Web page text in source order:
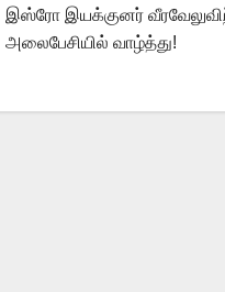
இஸ்ரோ இயக்குனர்
அலைபேசியில் வாழ்த்து!